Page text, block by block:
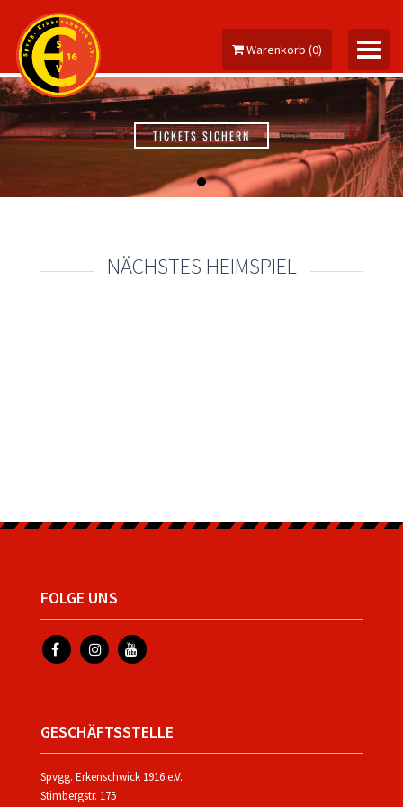
Warenkorb (0)
MEIN KONTO
TICKETS SICHERN
NÄCHSTES HEIMSPIEL
FOLGE UNS
GESCHÄFTSSTELLE
Spvgg. Erkenschwick 1916 e.V.
Stimbergstr. 175